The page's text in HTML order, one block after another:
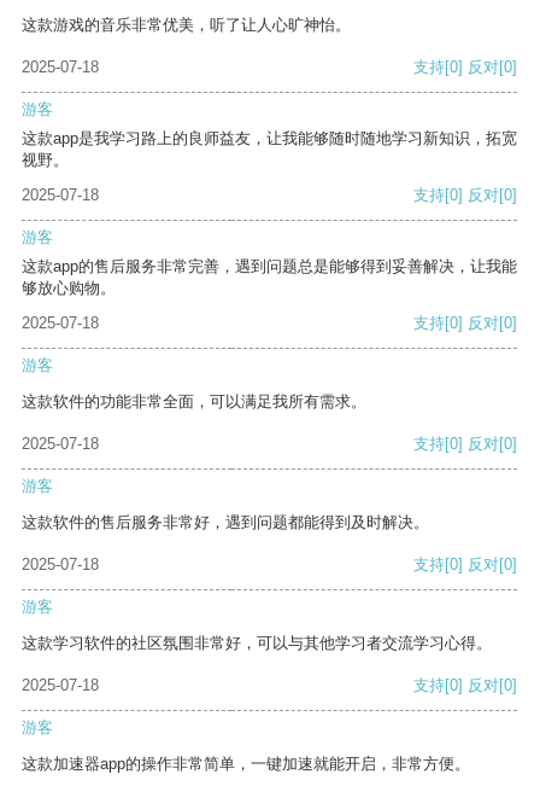
这款游戏的音乐非常优美，听了让人心旷神怡。
2025-07-18 支持[0] 反对[0]
游客
这款app是我学习路上的良师益友，让我能够随时随地学习新知识，拓宽
视野。
2025-07-18
支持[0] 反对[0]
游客
这款app的售后服务非常完善，遇到问题总是能够得到妥善解决，让我能
够放心购物。
2025-07-18
支持[0] 反对[0]
游客
这款软件的功能非常全面，可以满足我所有需求。
2025-07-18 支持[0] 反对[0]
游客
这款软件的售后服务非常好，遇到问题都能得到及时解决。
2025-07-18 支持[0] 反对[0]
游客
这款学习软件的社区氛围非常好，可以与其他学习者交流学习心得。
2025-07-18 支持[0] 反对[0]
游客
这款加速器app的操作非常简单，一键加速就能开启，非常方便。